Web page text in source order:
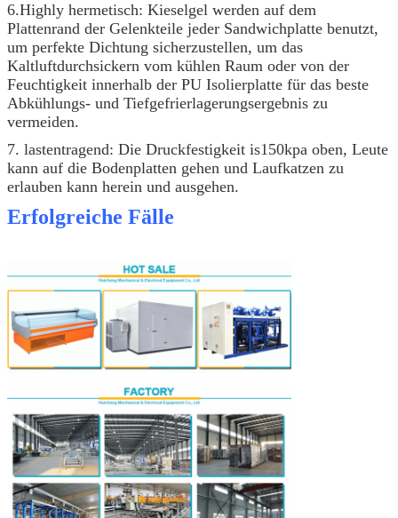
6.Highly hermetisch: Kieselgel werden auf dem
Plattenrand der Gelenkteile jeder Sandwichplatte benutzt,
um perfekte Dichtung sicherzustellen, um das
Kaltluftdurchsickern vom kühlen Raum oder von der
Feuchtigkeit innerhalb der PU Isolierplatte für das beste
Abkühlungs- und Tiefgefrierlagerungsergebnis zu
vermeiden.
7. lastentragend: Die Druckfestigkeit is150kpa oben, Leute
kann auf die Bodenplatten gehen und Laufkatzen zu
erlauben kann herein und ausgehen.
Erfolgreiche Fälle